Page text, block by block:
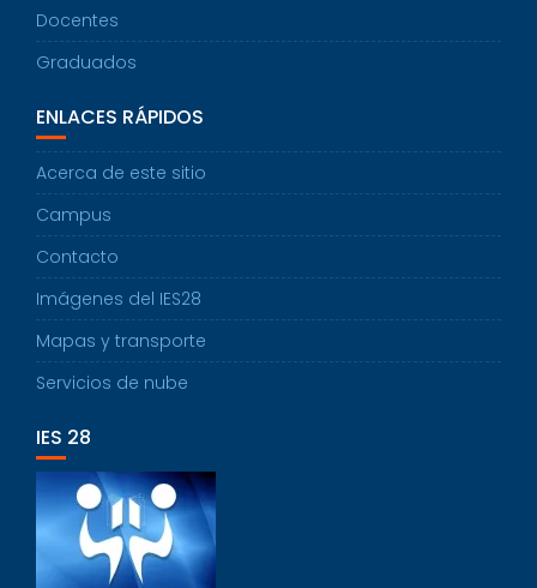
Docentes
Graduados
ENLACES RÁPIDOS
Acerca de este sitio
Campus
Contacto
Imágenes del IES28
Mapas y transporte
Servicios de nube
IES 28